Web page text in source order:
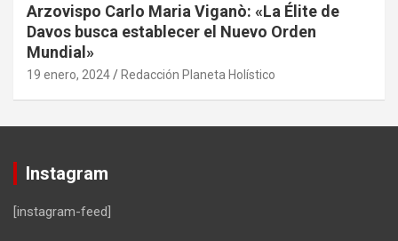
Arzovispo Carlo Maria Viganò: «La Élite de
Davos busca establecer el Nuevo Orden
Mundial»
19 enero, 2024 Redacción Planeta Holístico
Instagram
[instagram-feed]